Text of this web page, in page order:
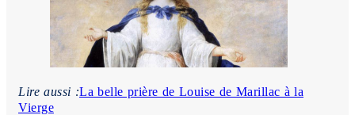
Lire aussi :La belle prière de Louise de Marillac à la
Vierge